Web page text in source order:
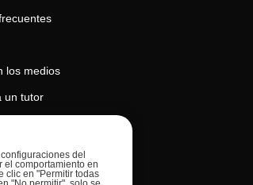
los medios
un tutor
del
el comportamiento en
clic en "Permitir todas